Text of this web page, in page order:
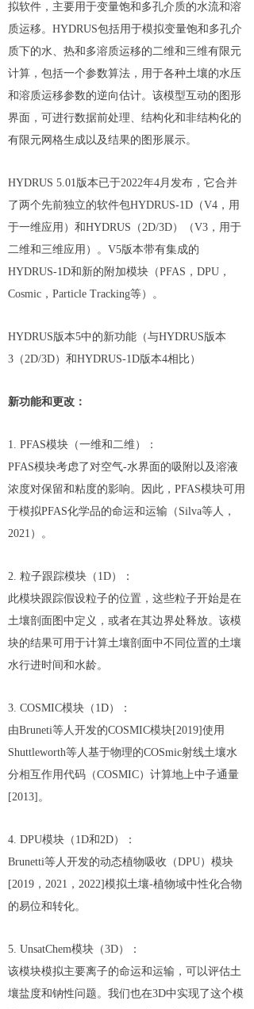
拟软件，主要用于变量饱和多孔介质的水流和溶
质运移。HYDRUS包括用于模拟变量饱和多孔介
质下的水、热和多溶质运移的二维和三维有限元
计算，包括一个参数算法，用于各种土壤的水压
和溶质运移参数的逆向估计。该模型互动的图形
界面，可进行数据前处理、结构化和非结构化的
有限元网格生成以及结果的图形展示。
HYDRUS 5.01版本已于2022年4月发布，它合并
了两个先前独立的软件包HYDRUS-1D（V4，用
于一维应用）和HYDRUS（2D/3D）（V3，用于
二维和三维应用）。V5版本带有集成的
HYDRUS-1D和新的附加模块（PFAS，DPU，
Cosmic，Particle Tracking等）。
HYDRUS版本5中的新功能（与HYDRUS版本
3（2D/3D）和HYDRUS-1D版本4相比）
新功能和更改：
1. PFAS模块（一维和二维）：
PFAS模块考虑了对空气-水界面的吸附以及溶液
浓度对保留和粘度的影响。因此，PFAS模块可用
于模拟PFAS化学品的命运和运输（Silva等人，
2021）。
2. 粒子跟踪模块（1D）：
此模块跟踪假设粒子的位置，这些粒子开始是在
土壤剖面图中定义，或者在其边界处释放。该模
块的结果可用于计算土壤剖面中不同位置的土壤
水行进时间和水龄。
3. COSMIC模块（1D）：
由Bruneti等人开发的COSMIC模块[2019]使用
Shuttleworth等人基于物理的COSmic射线土壤水
分相互作用代码（COSMIC）计算地上中子通量
[2013]。
4. DPU模块（1D和2D）：
Brunetti等人开发的动态植物吸收（DPU）模块
[2019，2021，2022]模拟土壤-植物域中性化合物
的易位和转化。
5. UnsatChem模块（3D）：
该模块模拟主要离子的命运和运输，可以评估土
壤盐度和钠性问题。我们也在3D中实现了这个模